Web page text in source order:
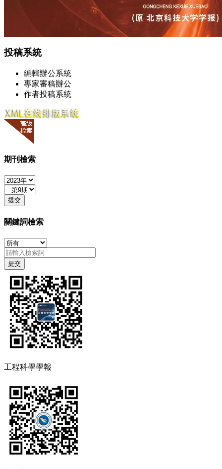
投稿系統
編輯辦公系統
專家審稿辦公
作者投稿系統
期刊檢索
關鍵詞檢索
工程科學學報